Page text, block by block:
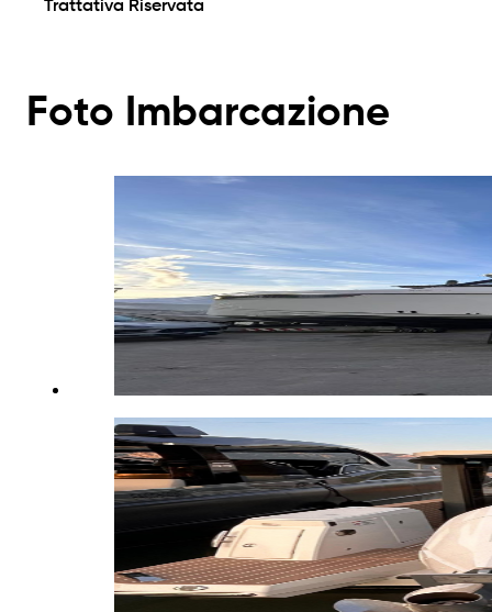
Trattativa Riservata
Foto Imbarcazione